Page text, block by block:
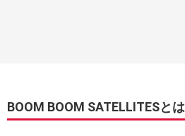
BOOM BOOM SATELLITESとは